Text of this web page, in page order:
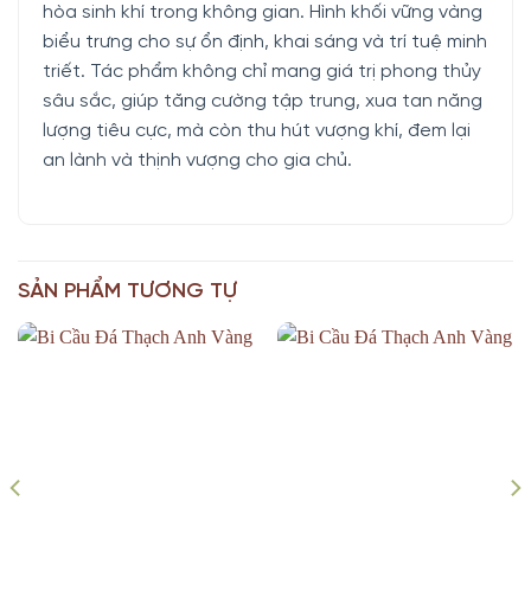
hòa sinh khí trong không gian. Hình khối vững vàng
biểu trưng cho sự ổn định, khai sáng và trí tuệ minh
triết. Tác phẩm không chỉ mang giá trị phong thủy
sâu sắc, giúp tăng cường tập trung, xua tan năng
lượng tiêu cực, mà còn thu hút vượng khí, đem lại
an lành và thịnh vượng cho gia chủ.
SẢN PHẨM TƯƠNG TỰ